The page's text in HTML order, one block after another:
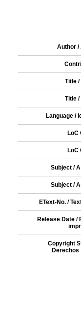
Author /
Title /
Title /
Language /
LoC
LoC
Subject /
Subject /
EText-No. /
Release Date /
Copyright
Derechos